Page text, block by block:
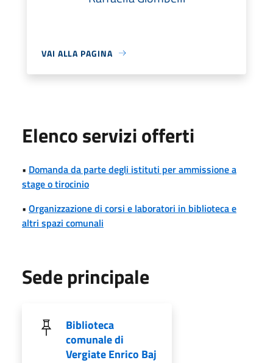
VAI ALLA PAGINA
Elenco servizi offerti
• Domanda da parte degli istituti per ammissione a
stage o tirocinio
• Organizzazione di corsi e laboratori in biblioteca e
altri spazi comunali
Sede principale
Biblioteca
comunale di
Vergiate Enrico Baj